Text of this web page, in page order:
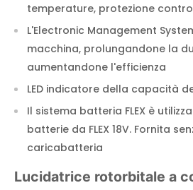
temperature, protezione
L'Electronic Management
macchina, prolungandone la
aumentandone l'efficienza
LED indicatore della capacità
Il sistema batteria FLEX è
batterie da FLEX 18V. Fornita
caricabatteria
Lucidatrice rotorbitale a